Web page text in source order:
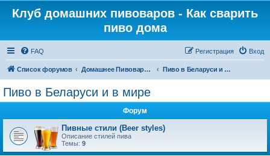
Клуб домашних пивоваров - Как cварить
пиво дома
FAQ Вход
Регистрация
Список форумов Домашнее Пивоварение - Минск Беларусь Пиво в Беларуси и в мире
Пиво в Беларуси и в мире
Форум
Пивные стили (Beer styles)
Описание стилей пива
Темы: 9